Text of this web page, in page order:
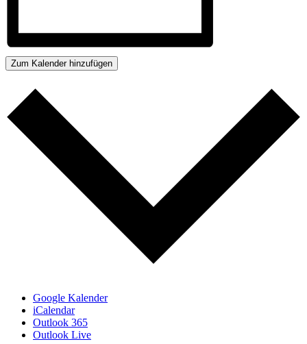
Zum Kalender hinzufügen
Google Kalender
iCalendar
Outlook 365
Outlook Live